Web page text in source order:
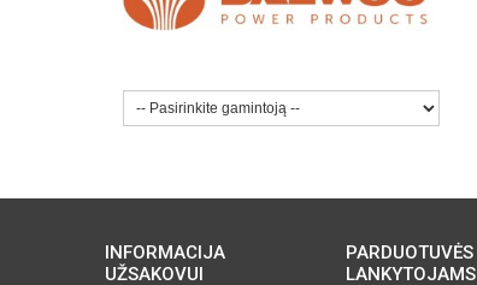
INFORMACIJA
UŽSAKOVUI
PARDUOTUVĖS
LANKYTOJAMS